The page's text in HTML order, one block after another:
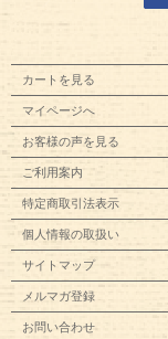
カートを見る
マイページへ
お客様の声を見る
ご利用案内
特定商取引法表示
個人情報の取扱い
サイトマップ
メルマガ登録
お問い合わせ